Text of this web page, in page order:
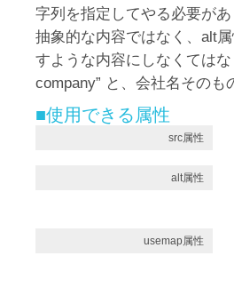
字列を指定してやる必要が
抽象的な内容ではなく、alt
すような内容にしなくては
company” と、会社名そのも
■使用できる属性
src属性
alt属性
usemap属性